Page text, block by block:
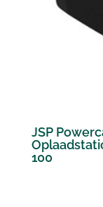
JSP
100